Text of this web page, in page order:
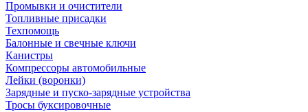
Промывки и очистители
Топливные присадки
Техпомощь
Балонные и свечные ключи
Канистры
Компрессоры автомобильные
Лейки (воронки)
Зарядные и пуско-зарядные устройства
Тросы буксировочные